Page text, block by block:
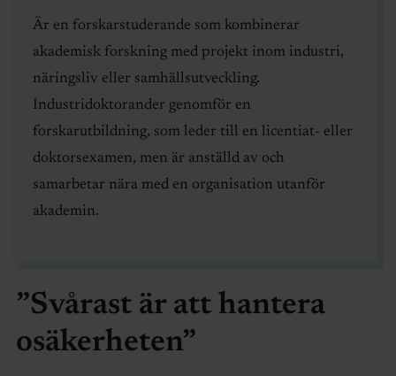
Är en forskarstuderande som kombinerar
akademisk forskning med projekt inom industri,
näringsliv eller samhällsutveckling.
Industridoktorander genomför en
forskarutbildning, som leder till en licentiat- eller
doktorsexamen, men är anställd av och
samarbetar nära med en organisation utanför
akademin.
”Svårast är att hantera
osäkerheten”